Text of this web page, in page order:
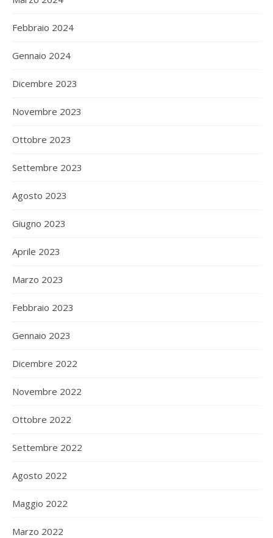
Febbraio 2024
Gennaio 2024
Dicembre 2023
Novembre 2023
Ottobre 2023
Settembre 2023
Agosto 2023
Giugno 2023
Aprile 2023
Marzo 2023
Febbraio 2023
Gennaio 2023
Dicembre 2022
Novembre 2022
Ottobre 2022
Settembre 2022
Agosto 2022
Maggio 2022
Marzo 2022